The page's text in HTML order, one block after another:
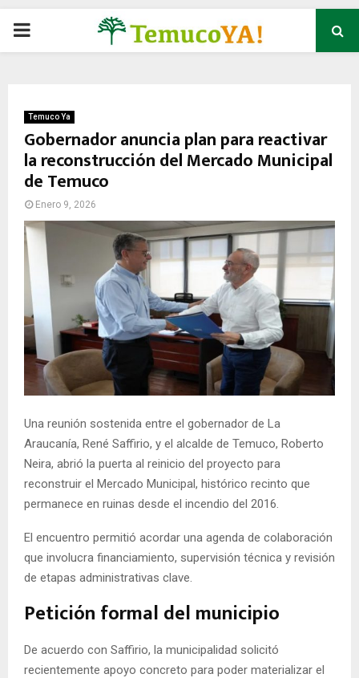
P
M
A
R
M
E
N
U
Temuco Ya
Gobernador anuncia plan para reactivar
la reconstrucción del Mercado Municipal
de Temuco
Enero 9, 2026
Una reunión sostenida entre el gobernador de La
Araucanía, René Saffirio, y el alcalde de Temuco, Roberto
Neira, abrió la puerta al reinicio del proyecto para
reconstruir el Mercado Municipal, histórico recinto que
permanece en ruinas desde el incendio del 2016.
El encuentro permitió acordar una agenda de colaboración
que involucra financiamiento, supervisión técnica y revisión
de etapas administrativas clave.
Petición formal del municipio
De acuerdo con Saffirio, la municipalidad solicitó
recientemente apoyo concreto para poder materializar el